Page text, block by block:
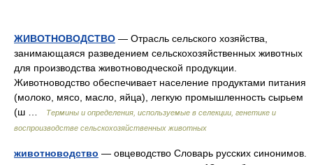
ЖИВОТНОВОДСТВО — Отрасль сельского хозяйства,
занимающаяся разведением сельскохозяйственных животных
для производства животноводческой продукции.
Животноводство обеспечивает население продуктами питания
(молоко, мясо, масло, яйца), легкую промышленность сырьем
(ш …
Термины и определения, используемые в селекции, генетике и
воспроизводстве сельскохозяйственных животных
животноводство — овцеводство Словарь русских синонимов.